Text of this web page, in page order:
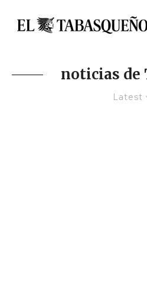
noticias de
Latest